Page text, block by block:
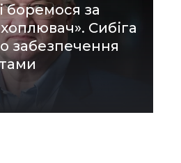
боремося за
Сибіга
забезпечення